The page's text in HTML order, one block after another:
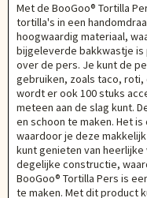
Met de BooGoo® Tortilla
tortilla's in een
hoogwaardig materiaal,
bijgeleverde bakkwastje
over de pers. Je kunt de
gebruiken, zoals taco, roti,
wordt er ook 100 stuks
meteen aan de slag kunt.
en schoon te maken. Het
waardoor je deze
kunt genieten van
degelijke constructie,
BooGoo® Tortilla Pers is
te maken. Met dit product